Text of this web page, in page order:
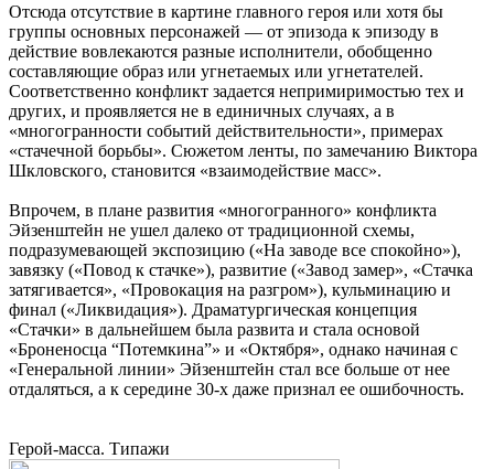
Отсюда отсутствие в картине главного героя или хотя бы
группы основных персонажей — от эпизода к эпизоду в
действие вовлекаются разные исполнители, обобщенно
составляющие образ или угнетаемых или угнетателей.
Соответственно конфликт задается непримиримостью тех и
других, и проявляется не в единичных случаях, а в
«многогранности событий действительности», примерах
«стачечной борьбы». Сюжетом ленты, по замечанию Виктора
Шкловского, становится «взаимодействие масс».
Впрочем, в плане развития «многогранного» конфликта
Эйзенштейн не ушел далеко от традиционной схемы,
подразумевающей экспозицию («На заводе все спокойно»),
завязку («Повод к стачке»), развитие («Завод замер», «Стачка
затягивается», «Провокация на разгром»), кульминацию и
финал («Ликвидация»). Драматургическая концепция
«Стачки» в дальнейшем была развита и стала основой
«Броненосца “Потемкина”» и «Октября», однако начиная с
«Генеральной линии» Эйзенштейн стал все больше от нее
отдаляться, а к середине 30-х даже признал ее ошибочность.
Герой-масса. Типажи